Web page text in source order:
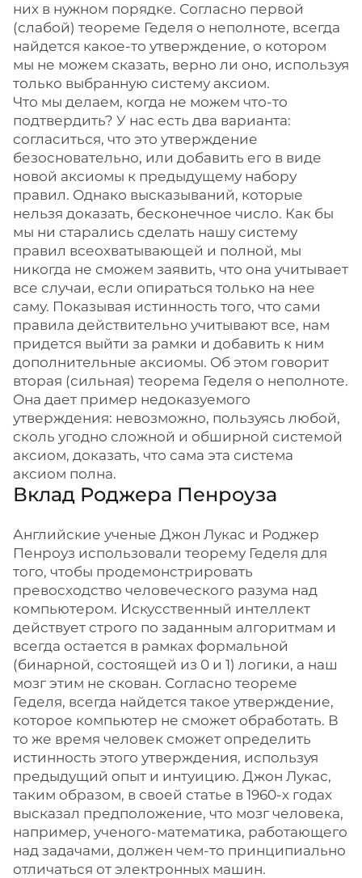
них в нужном порядке. Согласно первой
(слабой) теореме Геделя о неполноте, всегда
найдется какое-то утверждение, о котором
мы не можем сказать, верно ли оно, используя
только выбранную систему аксиом.
Что мы делаем, когда не можем что-то
подтвердить? У нас есть два варианта:
согласиться, что это утверждение
безосновательно, или добавить его в виде
новой аксиомы к предыдущему набору
правил. Однако высказываний, которые
нельзя доказать, бесконечное число. Как бы
мы ни старались сделать нашу систему
правил всеохватывающей и полной, мы
никогда не сможем заявить, что она учитывает
все случаи, если опираться только на нее
саму. Показывая истинность того, что сами
правила действительно учитывают все, нам
придется выйти за рамки и добавить к ним
дополнительные аксиомы. Об этом говорит
вторая (сильная) теорема Геделя о неполноте.
Она дает пример недоказуемого
утверждения: невозможно, пользуясь любой,
сколь угодно сложной и обширной системой
аксиом, доказать, что сама эта система
аксиом полна.
Вклад Роджера Пенроуза
Английские ученые Джон Лукас и Роджер
Пенроуз использовали теорему Геделя для
того, чтобы продемонстрировать
превосходство человеческого разума над
компьютером. Искусственный интеллект
действует строго по заданным алгоритмам и
всегда остается в рамках формальной
(бинарной, состоящей из 0 и 1) логики, а наш
мозг этим не скован. Согласно теореме
Геделя, всегда найдется такое утверждение,
которое компьютер не сможет обработать. В
то же время человек сможет определить
истинность этого утверждения, используя
предыдущий опыт и интуицию. Джон Лукас,
таким образом, в своей статье в 1960-х годах
высказал предположение, что мозг человека,
например, ученого-математика, работающего
над задачами, должен чем-то принципиально
отличаться от электронных машин.